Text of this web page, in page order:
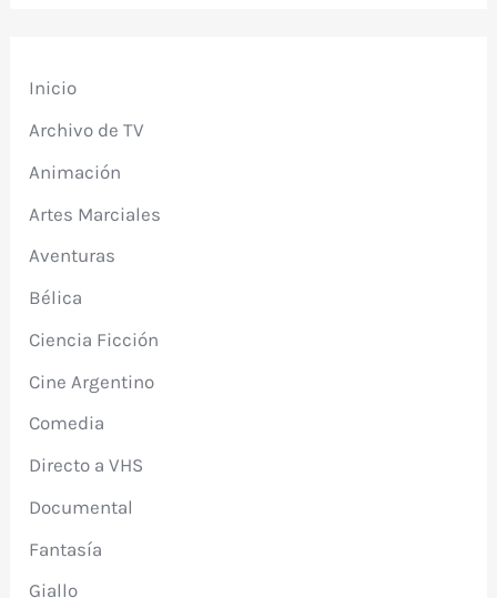
Inicio
Archivo de TV
Animación
Artes Marciales
Aventuras
Bélica
Ciencia Ficción
Cine Argentino
Comedia
Directo a VHS
Documental
Fantasía
Giallo